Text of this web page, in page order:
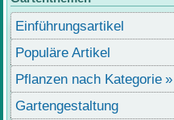
Einführungsartikel
Populäre Artikel
Pflanzen nach Kategorie
Gartengestaltung